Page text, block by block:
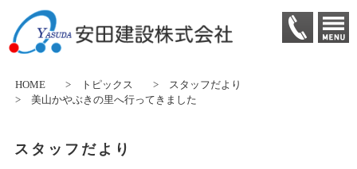
HOME > トピックス >
スタッフだより
> 美山かやぶきの里へ行ってきました
スタッフだより